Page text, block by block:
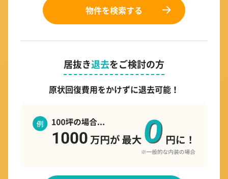
物件を検索する
居抜き退去をご検討の方
原状回復費用をかけずに退去可能！